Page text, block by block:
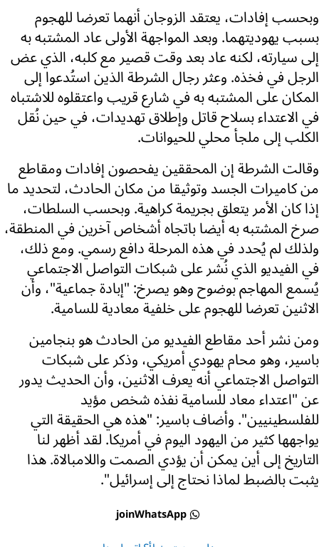
وبحسب إفادات، يعتقد الزوجان أنهما تعرضا للهجوم
بسبب يهوديتهما. وبعد المواجهة الأولى عاد المشتبه به
إلى سيارته، لكنه عاد بعد وقت قصير مع كلبه، الذي عض
الرجل في فخذه. وعثر رجال الشرطة الذين استُدعوا إلى
المكان على المشتبه به في شارع قريب واعتقلوه للاشتباه
في الاعتداء بسلاح قاتل وإطلاق تهديدات، في حين نُقل
الكلب إلى ملجأ محلي للحيوانات.
وقالت الشرطة إن المحققين يفحصون إفادات ومقاطع
من كاميرات الجسد وتوثيقا من مكان الحادث، لتحديد ما
إذا كان الأمر يتعلق بجريمة كراهية. وبحسب السلطات،
صرخ المشتبه به أيضا باتجاه أشخاص آخرين في المنطقة،
ولذلك لم يُحدد في هذه المرحلة دافع رسمي. ومع ذلك،
في الفيديو الذي نُشر على شبكات التواصل الاجتماعي
يُسمع المهاجم بوضوح وهو يصرخ: "إبادة جماعية"، وأن
الاثنين تعرضا للهجوم على خلفية معادية للسامية.
ومن نشر أحد مقاطع الفيديو من الحادث هو بنجامين
باسير، وهو محام يهودي أمريكي، وذكر على شبكات
التواصل الاجتماعي أنه يعرف الاثنين، وأن الحديث يدور
عن "اعتداء معاد للسامية نفذه شخص مؤيد
للفلسطينيين". وأضاف باسير: "هذه هي الحقيقة التي
يواجهها كثير من اليهود اليوم في أمريكا. لقد أظهر لنا
التاريخ إلى أين يمكن أن يؤدي الصمت واللامبالاة. هذا
يثبت بالضبط لماذا نحتاج إلى إسرائيل".
joinWhatsApp